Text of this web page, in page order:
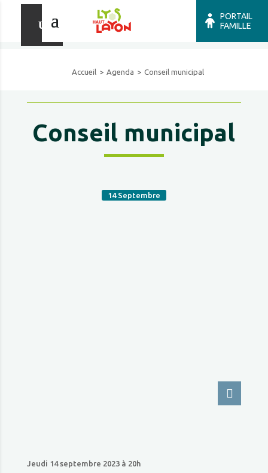
PORTAIL
FAMILLE
Accueil Agenda Conseil municipal
Conseil municipal
14 Septembre
Jeudi 14 septembre 2023 à 20h